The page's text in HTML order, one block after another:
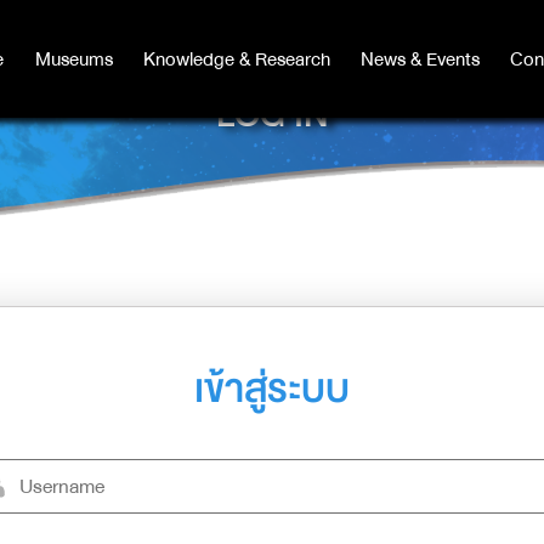
Museums Knowledge & Research News & Events
Museums Knowledge & Research News & Events
LOG IN
เข้าสู่ระบบ